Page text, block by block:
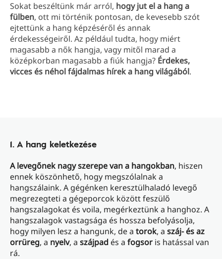
Sokat beszéltünk már arról, hogy jut el a hang a
fülben, ott mi történik pontosan, de kevesebb szót
ejtettünk a hang képzéséről és annak
érdekességeiről. Az például tudta, hogy miért
magasabb a nők hangja, vagy mitől marad a
középkorban magasabb a fiúk hangja? Érdekes,
vicces és néhol fájdalmas hírek a hang világából.
1. A hang keletkezése
A levegőnek nagy szerepe van a hangokban, hiszen
ennek köszönhető, hogy megszólalnak a
hangszálaink. A gégénken keresztülhaladó levegő
megrezegteti a gégeporcok között feszülő
hangszalagokat és voila, megérkeztünk a hanghoz. A
hangszalagok vastagsága és hossza befolyásolja,
hogy milyen lesz a hangunk, de a torok, a száj- és az
orrüreg, a nyelv, a szájpad és a fogsor is hatással van
rá.